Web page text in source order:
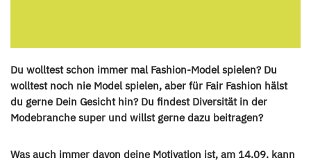
Du wolltest schon immer mal Fashion-Model spielen? Du
wolltest noch nie Model spielen, aber für Fair Fashion hälst
du gerne Dein Gesicht hin? Du findest Diversität in der
Modebranche super und willst gerne dazu beitragen?
Was auch immer davon deine Motivation ist, am 14.09. kann